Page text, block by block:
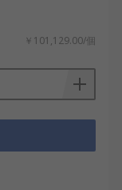
￥101,129.00/個